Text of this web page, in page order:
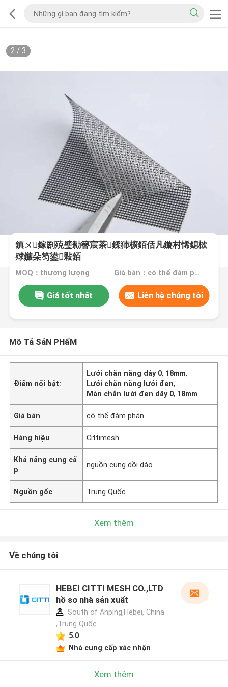
2/ 3
鎮ㄨ鎵剧殑璧勬簮宸茶鍒犻櫎銆佸凡鏇村悕鎴栨
殏鏃朵笉鍙敤銆
MOQ：thương lượng Giá bán：có thể đàm phán
Giá tốt nhất Liên hệ chúng tôi
Mô Tả SảN PHẩM
Điểm nổi bật:
Lưới chắn nắng dây 0, 18mm,
Lưới chắn nắng lưới đen,
Màn chắn lưới đen dây 0, 18mm
Giá bán có thể đàm phán
Hàng hiệu Cittimesh
Khả năng cung cấ
p
nguồn cung dồi dào
Nguồn gốc Trung Quốc
Xem thêm
Về chúng tôi
HEBEI CITTI MESH CO.,LTD
hồ sơ nhà sản xuất
South of Anping,Hebei, China.
,Trung Quốc
5.0
Nhà cung cấp xác nhận
Xem thêm